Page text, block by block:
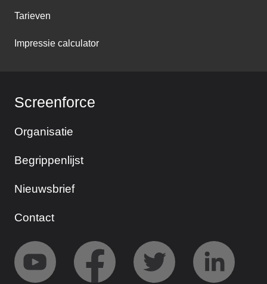
Tarieven
Impressie calculator
Screenforce
Organisatie
Begrippenlijst
Nieuwsbrief
Contact